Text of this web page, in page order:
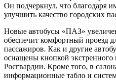
Он подчеркнул, что благодаря
улучшить качество городских
Новые автобусы «ПАЗ»
обеспечит комфортный проезд
пассажиров. Как и другие
оснащены кнопкой экстренного
Росгвардии. Кроме того, в
информационные табло и